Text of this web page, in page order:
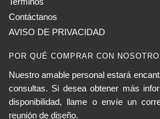
Contáctanos
AVISO DE PRIVACIDAD
POR QUÉ COMPRAR CON
Nuestro amable personal estará
consultas. Si desea obtener más
disponibilidad, llame o envíe un
reunión de diseño.